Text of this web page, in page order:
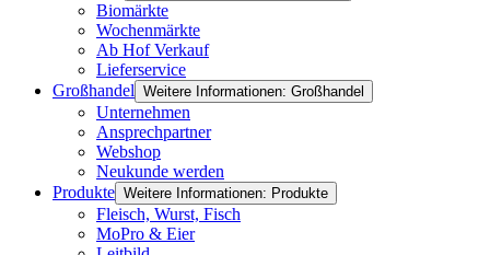
Biomärkte
Wochenmärkte
Ab Hof Verkauf
Lieferservice
Großhandel Weitere Informationen: Großhandel
Unternehmen
Ansprechpartner
Webshop
Neukunde werden
Produkte Weitere Informationen: Produkte
Fleisch, Wurst, Fisch
MoPro & Eier